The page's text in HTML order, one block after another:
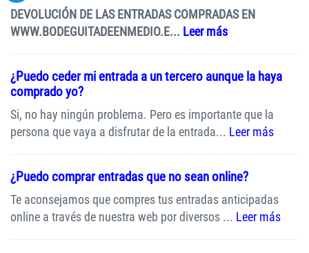
DEVOLUCIÓN DE LAS ENTRADAS COMPRADAS EN
WWW.BODEGUITADEENMEDIO.E... Leer más
¿Puedo ceder mi entrada a un tercero aunque la haya
comprado yo?
Si, no hay ningún problema. Pero es importante que la
persona que vaya a disfrutar de la entrada... Leer más
¿Puedo comprar entradas que no sean online?
Te aconsejamos que compres tus entradas anticipadas
online a través de nuestra web por diversos ... Leer más